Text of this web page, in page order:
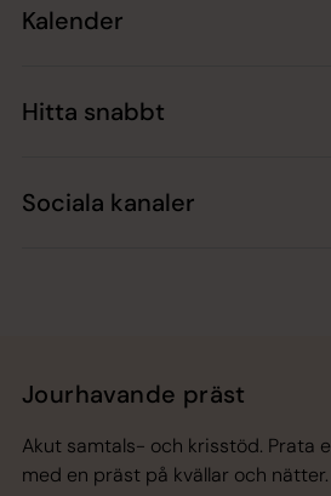
Kalender
Hitta snabbt
Sociala kanaler
Jourhavande präst
Akut samtals- och krisstöd. Prata
med en präst på kvällar och nätter.